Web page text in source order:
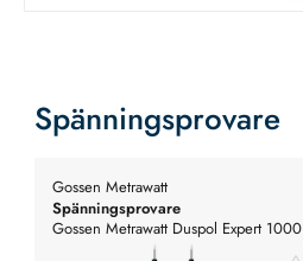
Spänningsprovare
Gossen Metrawatt
Spänningsprovare
Gossen Metrawatt Duspol Expert 1000
Spänningsprovare